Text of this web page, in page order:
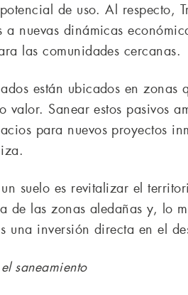
de uso. Al respecto,
nuevas dinámicas
las comunidades cercanas.
están ubicados en
valor. Sanear estos pasivos
para nuevos proyectos
suelo es revitalizar el
de las zonas aledañas y, lo
una inversión directa en el
saneamiento